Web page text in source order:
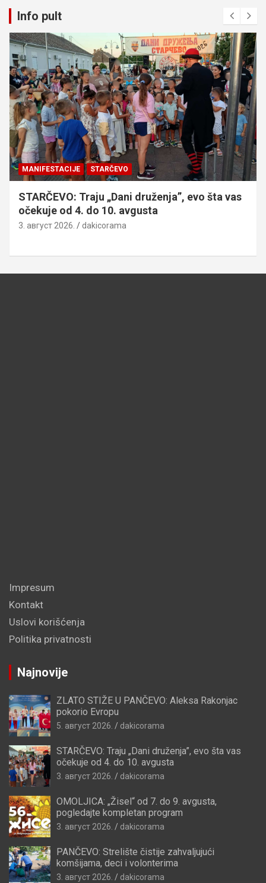
Info pult
MANIFESTACIJE STARČEVO
STARČEVO: Traju „Dani druženja”, evo šta vas
očekuje od 4. do 10. avgusta
3. август 2026. dakicorama
Impresum
Kontakt
Uslovi korišćenja
Politika privatnosti
Najnovije
ZLATO STIŽE U PANČEVO: Aleksa Rakonjac
pokorio Evropu
5. август 2026. dakicorama
STARČEVO: Traju „Dani druženja”, evo šta vas
očekuje od 4. do 10. avgusta
3. август 2026. dakicorama
OMOLJICA: „Žisel“ od 7. do 9. avgusta,
pogledajte kompletan program
3. август 2026. dakicorama
PANČEVO: Strelište čistije zahvaljujući
komšijama, deci i volonterima
3. август 2026. dakicorama